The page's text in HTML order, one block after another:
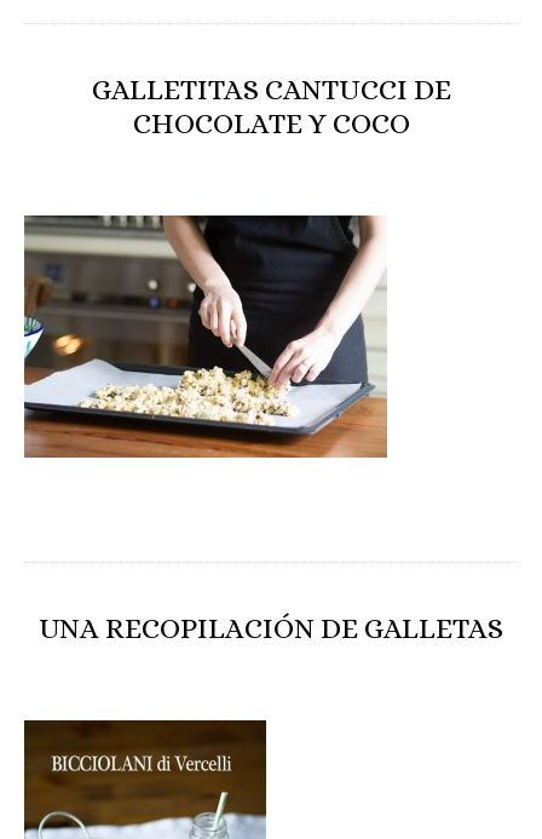
GALLETITAS CANTUCCI DE
CHOCOLATE Y COCO
UNA RECOPILACIÓN DE GALLETAS